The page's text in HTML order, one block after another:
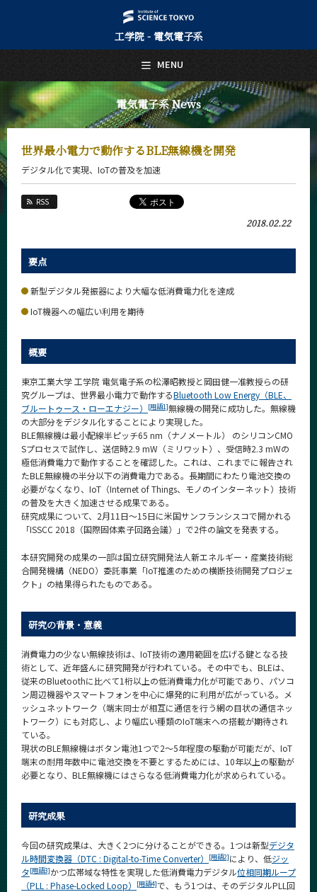
工学院 - 電気電子系
電気電子系 News
世界最小電力で動作するBLE無線機を開発
デジタル化で実現、IoTの普及を加速
RSS
2018.02.22
要点
新型デジタル発振器により大幅な低消費電力化を達成
IoT機器への幅広い利用を期待
概要
東京工業大学 工学院 電気電子系の松澤昭教授と岡田健一准教授らの研
究グループは、世界最小電力で動作するBluetooth Low Energy（BLE、
ブルートゥース・ローエナジー）
[用語1]無線機の開発に成功した。無線機
の大部分をデジタル化することにより実現した。
BLE無線機は最小配線半ピッチ65 nm（ナノメートル） のシリコンCMO
Sプロセスで試作し、送信時2.9 mW（ミリワット）、受信時2.3 mWの
極低消費電力で動作することを確認した。これは、これまでに報告され
たBLE無線機の半分以下の消費電力である。長期間にわたり電池交換の
必要がなくなり、IoT（Internet of Things、モノのインターネット）技術
の普及を大きく加速させる成果である。
研究成果について、2月11日～15日に米国サンフランシスコで開かれる
「ISSCC 2018（国際固体素子回路会議）」で2件の論文を発表する。
本研究開発の成果の一部は国立研究開発法人新エネルギー・産業技術総
合開発機構（NEDO）委託事業「IoT推進のための横断技術開発プロジェ
クト」の結果得られたものである。
研究の背景・意義
消費電力の少ない無線技術は、IoT技術の適用範囲を広げる鍵となる技
術として、近年盛んに研究開発が行われている。その中でも、BLEは、
従来のBluetoothに比べて1桁以上の低消費電力化が可能であり、パソコ
ン周辺機器やスマートフォンを中心に爆発的に利用が広がっている。メ
ッシュネットワーク（端末同士が相互に通信を行う網の目状の通信ネッ
トワーク）にも対応し、より幅広い種類のIoT端末への搭載が期待され
ている。
現状のBLE無線機はボタン電池1つで2～5年程度の駆動が可能だが、IoT
端末の耐用年数中に電池交換を不要とするためには、10年以上の駆動が
必要となり、BLE無線機にはさらなる低消費電力化が求められている。
研究成果
今回の研究成果は、大きく2つに分けることができる。1つは新型デジタ
ル時間変換器（DTC : Digital-to-Time Converter）
[用語2]により、低ジッ
タ[用語3]かつ広帯域な特性を実現した低消費電力デジタル位相同期ループ
（PLL : Phase-Locked Loop）
[用語4]で、もう1つは、そのデジタルPLL回
MENU
日本語 English
トップページ
Top Page
電気電子系について
About Us
Education
教員・研究室
Faculty and Laboratories
Future
入学案内
Admissions
電気電子系 News
News 一覧
カテゴリ別
課程別
月別
イベントカレンダー
Event Calendar
学内向け情報